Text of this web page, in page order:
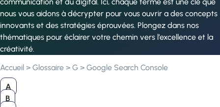
nous vous aidons à décrypter pour vous ouvrir a des concepts
innovants et des stratégies éprouvées. Plongez dans nos
thématiques pour éclairer votre chemin vers l’excellence et la
créativité.
Accueil > Glossaire > G > Google Search Console
A
B